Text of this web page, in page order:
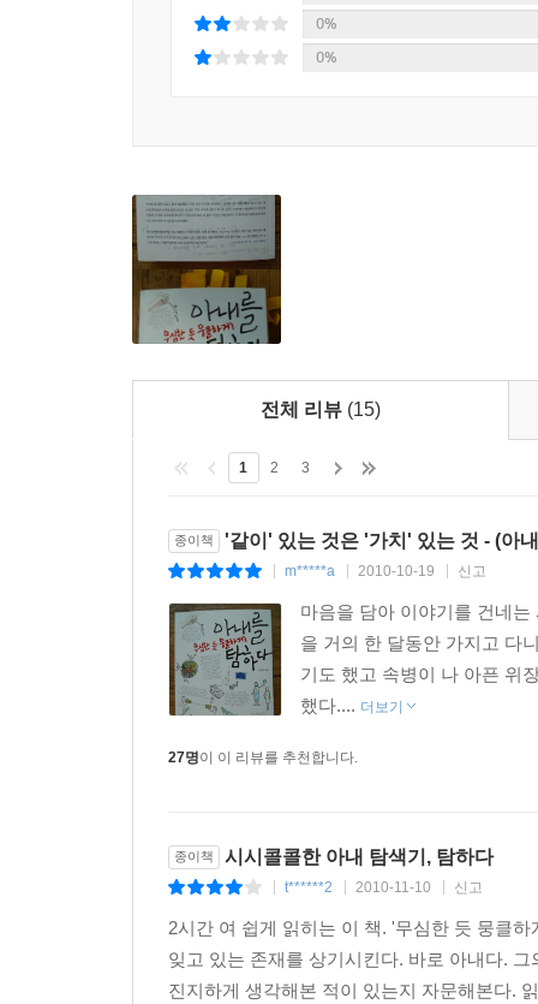
아내의 존재가 설레고 신선한 낯섦으로 새롭게 재
저자가 탐한 아내의 모습은 이렇다.
인사불성이 되어 들어온 남편에게 들어야 하는가
남편은 글 끝에서 아내에게 미리 쓰는 유서를 남
돌고 술 많이 마시고 사람 만나는 거 좋아하고
행복했고 다음 생에, 또 그 다음 생에도 아뮳와 결
저자는 부부 관계에 대해서도 데보라 태넌이 남
“남자는 자신의 독자성과 지위를 지키기 위해 부
친밀하게 유지하는 지속적인 행위로 여긴다는
다투고 헤어지는 이유 중 하나는 바로 같은 말을
대화에 담긴 속내를 해석해본다.
저자의 묘사를 통해 드러나는 아내를 보며, 아내
결혼생활을“그까이 꺼 뭐 대충” 하며, 유쾌한 반전
남편 - 지금 좀 바빠. (난 항상 바빠. 제발 날 좀 내버
아내 - 됐어요. (나 화났어요.)
아내 - 당신 내 말 듣고 있는 거야? (당신은 언제
남편 - 듣고 있어. (듣고 있어. 귓등으로.)
아내 - 싫으면 싫다고 해. (설마 싫다고는 못하겠지.)
남편 - 당신 화났어? (화난 거야 보면 바로 알 수
0%
0%
전체 리뷰 (15)
1 2 3
종이책 '같이' 있는 것은 '가치' 있는 것 - (아
m*****a 2010-10-19 신고
마음을 담아 이야기를 건네
을 거의 한 달동안 가지고 다
기도 했고 속병이 나 아픈 위
했다.... 더보기
27명이 이 리뷰를 추천합니다.
종이책 시시콜콜한 아내 탐색기, 탐하다
t******2 2010-11-10 신고
2시간 여 쉽게 읽히는 이 책. '무심한 듯 뭉클
잊고 있는 존재를 상기시킨다. 바로 아내다.
진지하게 생각해본 적이 있는지 자문해본다.